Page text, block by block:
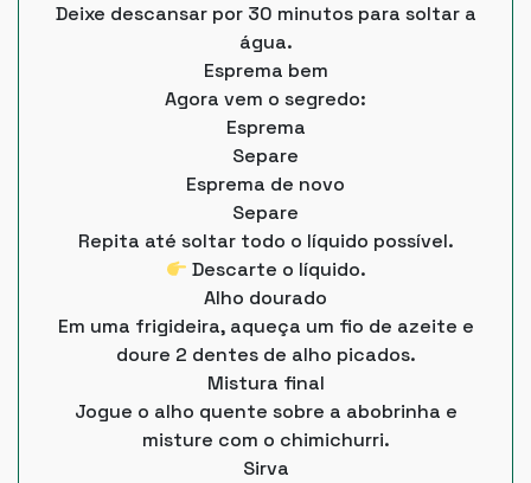
Deixe descansar por 30 minutos para soltar a
água.
Esprema bem
Agora vem o segredo:
Esprema
Separe
Esprema de novo
Separe
Repita até soltar todo o líquido possível.
Descarte o líquido.
Alho dourado
Em uma frigideira, aqueça um fio de azeite e
doure 2 dentes de alho picados.
Mistura final
Jogue o alho quente sobre a abobrinha e
misture com o chimichurri.
Sirva